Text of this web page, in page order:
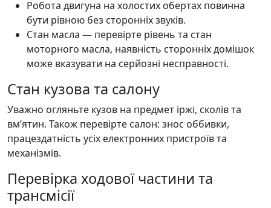
Робота двигуна на холостих обертах повинна
бути рівною без сторонніх звуків.
Стан масла — перевірте рівень та стан
моторного масла, наявність сторонніх домішок
може вказувати на серйозні несправності.
Стан кузова та салону
Уважно огляньте кузов на предмет іржі, сколів та
вм’ятин. Також перевірте салон: знос оббивки,
працездатність усіх електронних пристроїв та
механізмів.
Перевірка ходової частини та
трансмісії